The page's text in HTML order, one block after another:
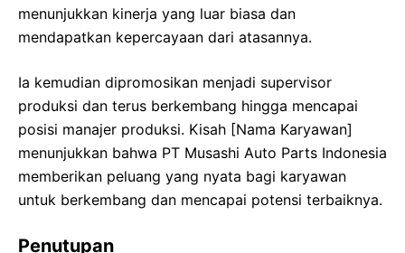
menunjukkan kinerja yang luar biasa dan
mendapatkan kepercayaan dari atasannya.
Ia kemudian dipromosikan menjadi supervisor
produksi dan terus berkembang hingga mencapai
posisi manajer produksi. Kisah [Nama Karyawan]
menunjukkan bahwa PT Musashi Auto Parts Indonesia
memberikan peluang yang nyata bagi karyawan
untuk berkembang dan mencapai potensi terbaiknya.
Penutupan